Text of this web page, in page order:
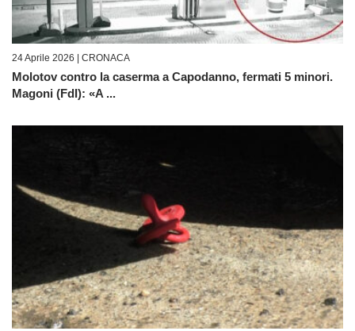
24 Aprile 2026 | CRONACA
Molotov contro la caserma a Capodanno, fermati 5 minori.
Magoni (FdI): «A ...